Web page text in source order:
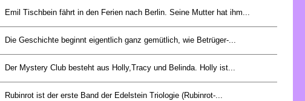
Emil Tischbein fährt in den Ferien nach Berlin. Seine Mutter hat ihm...
Die Geschichte beginnt eigentlich ganz gemütlich, wie Betrüger-...
Der Mystery Club besteht aus Holly,Tracy und Belinda. Holly ist...
Rubinrot ist der erste Band der Edelstein Triologie (Rubinrot-...